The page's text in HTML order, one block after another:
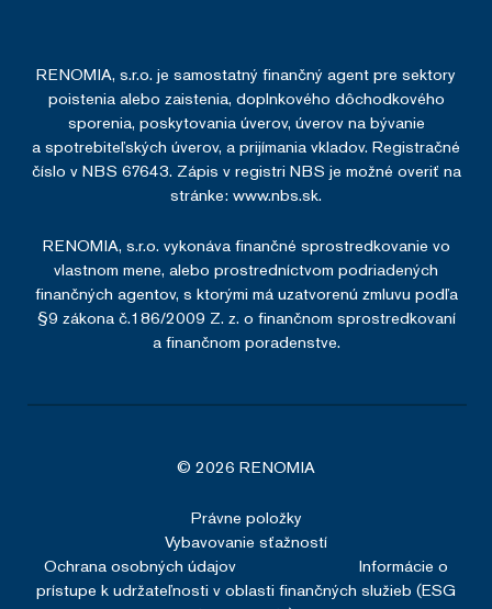
RENOMIA, s.r.o. je samostatný finančný agent pre sektory
poistenia alebo zaistenia, doplnkového dôchodkového
sporenia, poskytovania úverov, úverov na bývanie
a spotrebiteľských úverov, a prijímania vkladov. Registračné
číslo v NBS 67643. Zápis v registri NBS je možné overiť na
stránke: www.nbs.sk.
RENOMIA, s.r.o. vykonáva finančné sprostredkovanie vo
vlastnom mene, alebo prostredníctvom podriadených
finančných agentov, s ktorými má uzatvorenú zmluvu podľa
§9 zákona č.186/2009 Z. z. o finančnom sprostredkovaní
a finančnom poradenstve.
© 2026 RENOMIA
Právne položky
Vybavovanie sťažností
Ochrana osobných údajov
Informácie o
prístupe k udržateľnosti v oblasti finančných služieb (ESG